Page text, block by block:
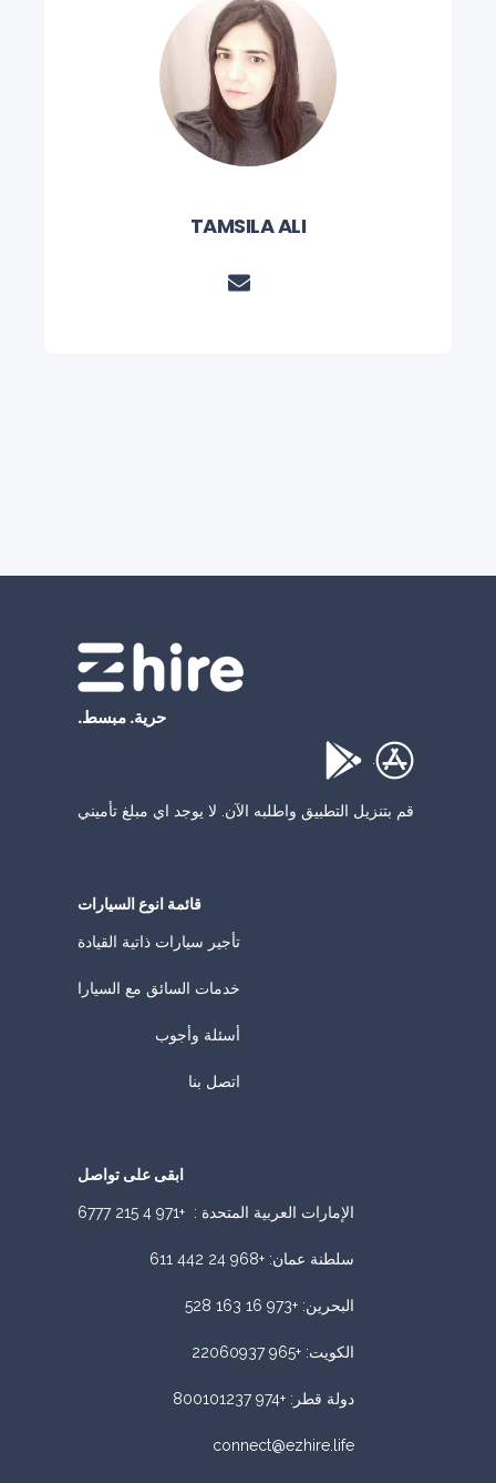
TAMSILA ALI
حرية. مبسط.
قم بتنزيل التطبيق واطلبه الآن. لا يوجد اي مبلغ تأميني
قائمة انوع السيارات
تأجير سيارات ذاتية القيادة
خدمات السائق مع السيارا
أسئلة وأجوب
اتصل بنا
ابقى على تواصل
الإمارات العربية المتحدة : +971 4 215 6777
سلطنة عمان:
+968 24 442 611
البحرين:
+973 16 163 528
الكويت:
+965 22060937
دولة قطر :
+974 800101237
connect@ezhire.life